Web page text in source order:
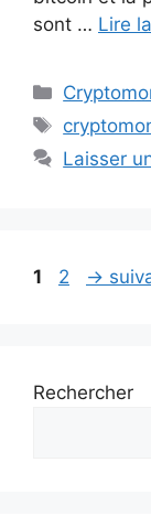
sont … Lire
Étiquettes
Laisser
Page
1 Page
2 →
Rechercher